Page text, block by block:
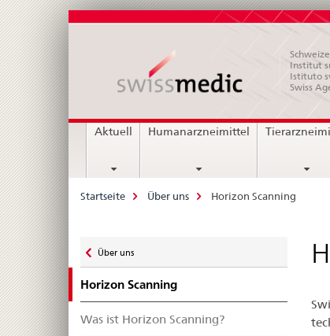
Institut
Istituto
Swiss
Hauptnavigation
Aktuell Humanarzneimittel
Breadcrumb
Startseite Über uns Horizon Scanning
zu
Über uns
Horizon Scanning
Was ist Horizon Scanning?